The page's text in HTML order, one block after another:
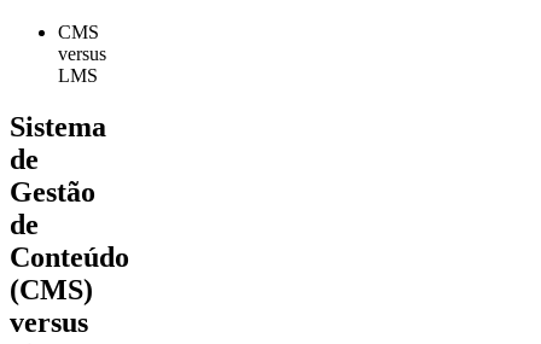
CMS
versus
LMS
Sistema
de
Gestão
de
Conteúdo
(CMS)
versus